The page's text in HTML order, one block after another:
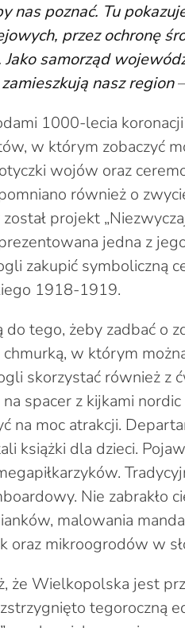
nas poznać. Tu
przez ochronę
samorząd
nasz region
1000-lecia
w którym zobaczyć
wojów oraz
również o
projekt
jedna z
zakupić symboliczną
1918-1919.
tego, żeby zadbać o
w którym
skorzystać również z
spacer z kijkami
na moc atrakcji.
książki dla dzieci.
Nie zabrakło
malowania
mikroogrodów w
że Wielkopolska jest
tegoroczną